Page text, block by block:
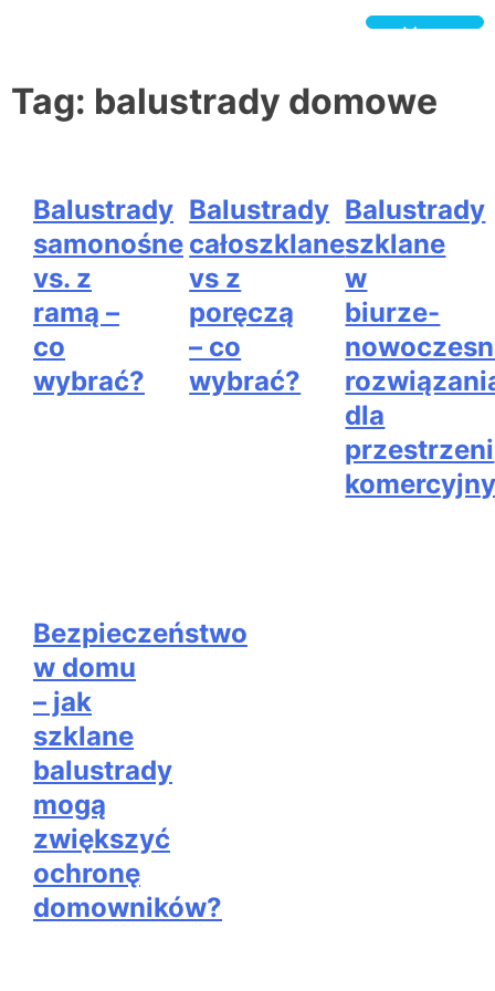
Menu
Tag: balustrady domowe
Balustrady
samonośne
vs. z
ramą –
co
wybrać?
Balustrady
całoszklane
vs z
poręczą
– co
wybrać?
Balustrady
szklane
w
biurze-
dla
przestrzeni
Bezpieczeństwo
w domu
– jak
szklane
balustrady
mogą
zwiększyć
ochronę
domowników?